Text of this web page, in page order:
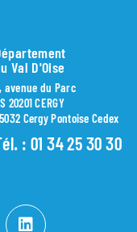
Val D'Oise
avenue du Parc
20201 CERGY
Cergy Pontoise Cedex
: 01 34 25 30 30